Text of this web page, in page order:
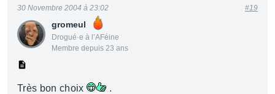
gromeul
Drogué·e à l’AFéine
Membre depuis 23 ans
30 Novembre 2004 à 23:02 #19
Très bon choix .